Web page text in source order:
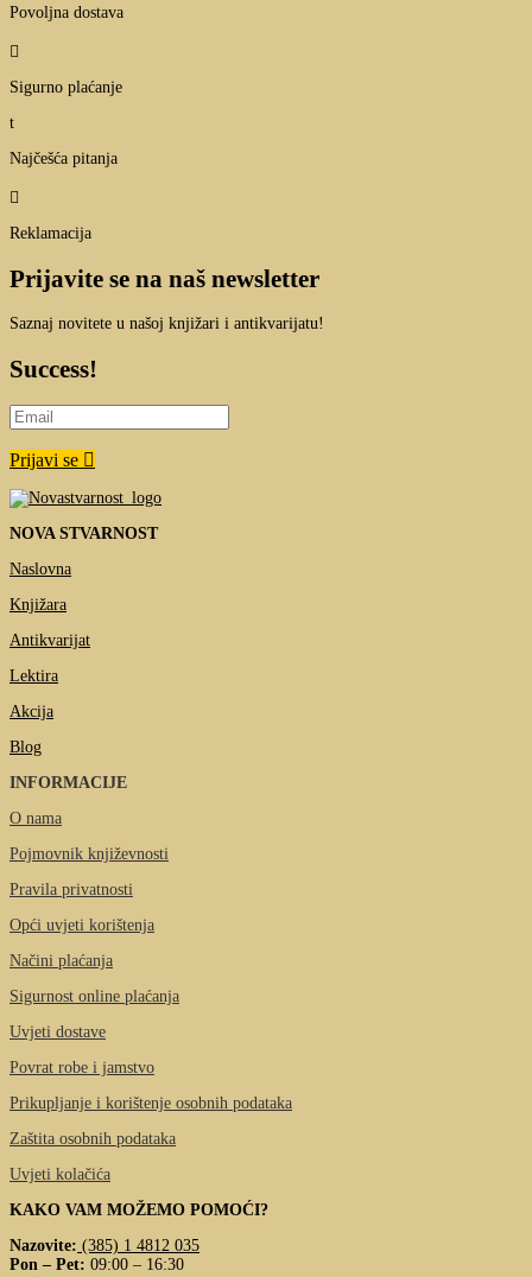
Povoljna dostava

Sigurno plaćanje
t
Najčešća pitanja

Reklamacija
Prijavite se na naš newsletter
Saznaj novitete u našoj knjižari i antikvarijatu!
Success!
Prijavi se
NOVA STVARNOST
Naslovna
Knjižara
Antikvarijat
Lektira
Akcija
Blog
INFORMACIJE
O nama
Pojmovnik književnosti
Pravila privatnosti
Opći uvjeti korištenja
Načini plaćanja
Sigurnost online plaćanja
Uvjeti dostave
Povrat robe i jamstvo
Prikupljanje i korištenje osobnih podataka
Zaštita osobnih podataka
Uvjeti kolačića
KAKO VAM MOŽEMO POMOĆI?
Nazovite: (385) 1 4812 035
Pon – Pet: 09:00 – 16:30